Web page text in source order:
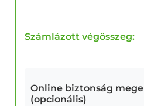
Számlázott végösszeg:
Online biztonság
(opcionális)